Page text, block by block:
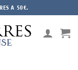
A 50€.